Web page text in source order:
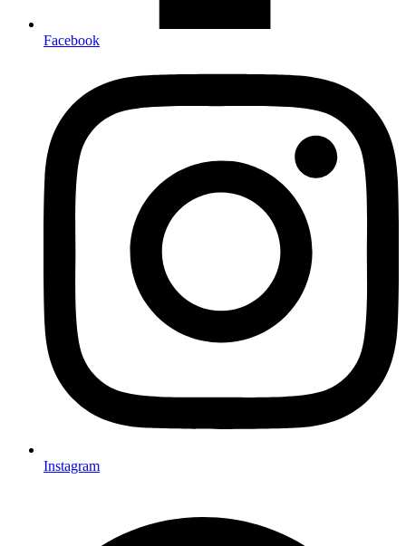
Facebook
Instagram